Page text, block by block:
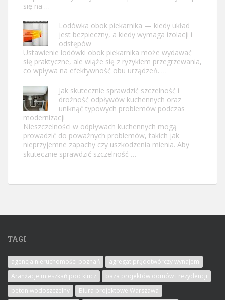
się na …
Lodówka obok piekarnika — kiedy układ
jest bezpieczny, a kiedy wymaga izolacji i
odstępów
Ustawienie lodówki obok piekarnika może wydawać
się praktyczne, ale wiąże się z ryzykiem przegrzewania,
co wpływa na efektywność obu urządzeń. …
Jak skutecznie sprawdzić szczelność i
drożność odpływów kuchennych oraz
uniknąć typowych problemów podczas
modernizacji
Nieszczelności w odpływach kuchennych mogą
prowadzić do poważnych problemów, takich jak
nieprzyjemne zapachy czy uszkodzenia mienia. Aby
skutecznie sprawdzić szczelność …
TAGI
agencja nieruchomości poznań
agregat prądotwórczy wynajem
Aranżacje mieszkań pod klucz
baza projektów domów i rezydencji
beton wodoszczelny
Biura projektowe Warszawa